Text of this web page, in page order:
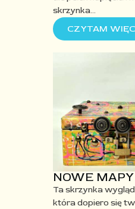
skrzynka…
CZYTAM
NOWE MAPY
Ta skrzynka
która dopiero się